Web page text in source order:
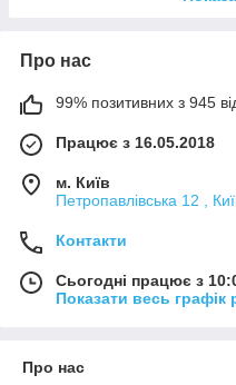
Про нас
99% позитивних з 945
Працює з 16.05.2018
м. Київ
Петропавлівська 12 ,
Контакти
Сьогодні працює з
Показати весь графік
Про нас